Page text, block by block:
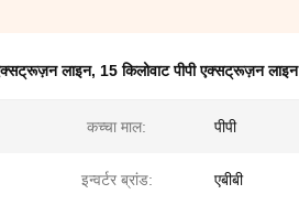
लाइन, 15 किलोवाट पीपी एक्सट्रूज़न लाइन
कच्चा माल: पीपी
इन्वर्टर ब्रांड: एबीबी